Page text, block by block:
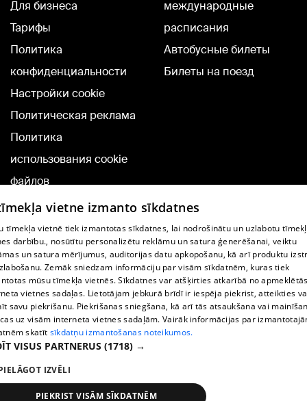
Для бизнеса
Тарифы
Политика
конфиденциальности
Настройки cookie
Политическая реклама
Политика
использования cookie
файлов
Добавление
комментариев
международные
расписания
Автобусные билеты
Билеты на поезд
TВ-программа
Условия договора
360 Ziņu kontakti
Helio Media
Служба помощи портала: э-почта -
All rights reserved.
vietne izmanto sīkdatnes
tīmekļa vietnē tiek izmantotas sīkdatnes, lai nodrošinātu un uzlabotu
darbību., nosūtītu personalizētu reklāmu un satura ģenerēšanai, veiktu
un satura mērījumus, auditorijas datu apkopošanu, kā arī produktu
Zemāk sniedzam informāciju par visām sīkdatnēm, kuras tiek
mūsu tīmekļa vietnēs. Sīkdatnes var atšķirties atkarībā no
vietnes sadaļas. Lietotājam jebkurā brīdī ir iespēja piekrist, atteikties
savu piekrišanu. Piekrišanas sniegšana, kā arī tās atsaukšana vai
uz visām interneta vietnes sadaļām. Vairāk informācijas par
skatīt sīkdatņu izmantošanas noteikumos.
VISUS PARTNERUS (1718) →
IZVĒLI
PIEKRIST VISĀM SĪKDATNĒM